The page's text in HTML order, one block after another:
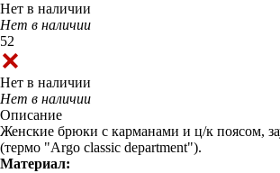
Нет в наличии
Нет в наличии
52
Нет в наличии
Нет в наличии
Описание
Женские брюки с карманами и ц/к поясом,
(термо "Argo classic department").
Материал: